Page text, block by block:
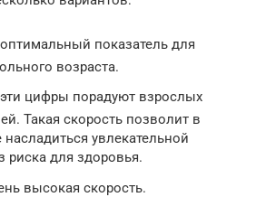
показатель для
возраста.
цифры порадуют взрослых
Такая скорость позволит в
увлекательной
риска для здоровья.
высокая скорость.